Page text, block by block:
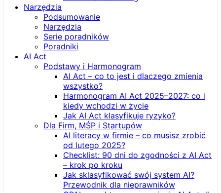
Narzędzia
Podsumowanie
Narzędzia
Serie poradników
Poradniki
AI Act
Podstawy i Harmonogram
AI Act – co to jest i dlaczego zmienia
wszystko?
Harmonogram AI Act 2025–2027: co i
kiedy wchodzi w życie
Jak AI Act klasyfikuje ryzyko?
Dla Firm, MŚP i Startupów
AI literacy w firmie – co musisz zrobić
od lutego 2025?
Checklist: 90 dni do zgodności z AI Act
– krok po kroku
Jak sklasyfikować swój system AI?
Przewodnik dla nieprawników